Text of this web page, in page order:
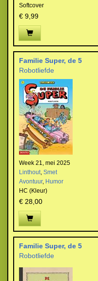
Softcover
€ 9,99
Familie Super, de 5
Robotliefde
Week 21, mei 2025
Linthout, Smet
Avontuur, Humor
HC (Kleur)
€ 28,00
Familie Super, de 5
Robotliefde